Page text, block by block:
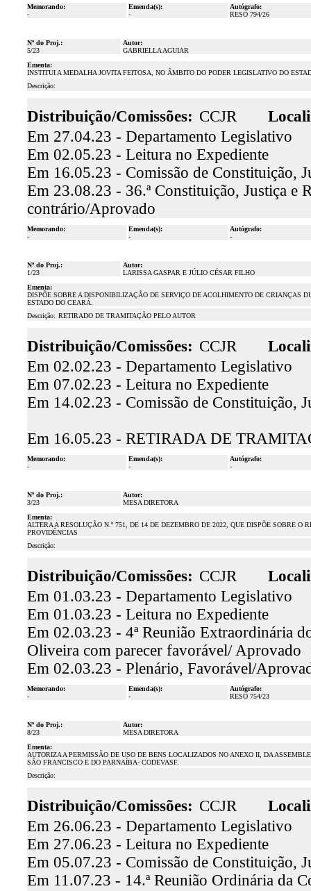
Memorando:
-
Emenda(s):
-
Autógrafo:
RESO 794/26
Nº do Proj.:
5/23
Autor:
GABRIELLA AGUIAR
Ementa:
INSTITUI A MEDALHA JOVITA FEITOSA, NO ÂMBITO DO PODER LEGISLATIVO DO
Descrição:
Distribuição/Comissões: CCJR
Em 27.04.23 - Departamento Legislativo
Em 02.05.23 - Leitura no Expediente
Em 16.05.23 - Comissão de Constituição,
Em 23.08.23 - 36.ª Constituição, Justiça e
contrário/Aprovado
Memorando:
-
Emenda(s):
-
Autógrafo:
-
Nº do Proj.:
1/23
Autor:
LARISSA GASPAR E JÚLIO CÉSAR FILHO
Ementa:
DISPÕE SOBRE A DISPONIBILIZAÇÃO DE SERVIÇO DE ACOLHIMENTO DE CRIANÇAS
ESTADO DO CEARÁ.
Descrição: RETIRADO DE TRAMITAÇÃO PELO AUTOR
Distribuição/Comissões: CCJR
Em 02.02.23 - Departamento Legislativo
Em 07.02.23 - Leitura no Expediente
Em 14.02.23 - Comissão de Constituição,
Em 16.05.23 - RETIRADA DE
Memorando:
-
Emenda(s):
-
Autógrafo:
-
Nº do Proj.:
3/23
Autor:
MESA DIRETORA
Ementa:
ALTERA A RESOLUÇÃO N.º 751, DE 14 DE DEZEMBRO DE 2022, QUE DISPÕE SOBRE
PROVIDÊNCIAS
Descrição:
Distribuição/Comissões: CCJR
Em 01.03.23 - Departamento Legislativo
Em 01.03.23 - Leitura no Expediente
Em 02.03.23 - 4ª Reunião Extraordinária
Oliveira com parecer favorável/ Aprovado
Em 02.03.23 - Plenário, Favorável/
Memorando:
-
Emenda(s):
-
Autógrafo:
RESO 754/23
Nº do Proj.:
8/23
Autor:
MESA DIRETORA
Ementa:
AUTORIZA A PERMISSÃO DE USO DE BENS LOCALIZADOS NO ANEXO II, DA
SÃO FRANCISCO E DO PARNAÍBA- CODEVASF.
Descrição:
Distribuição/Comissões: CCJR
Em 26.06.23 - Departamento Legislativo
Em 27.06.23 - Leitura no Expediente
Em 05.07.23 - Comissão de Constituição,
Em 11.07.23 - 14.ª Reunião Ordinária da